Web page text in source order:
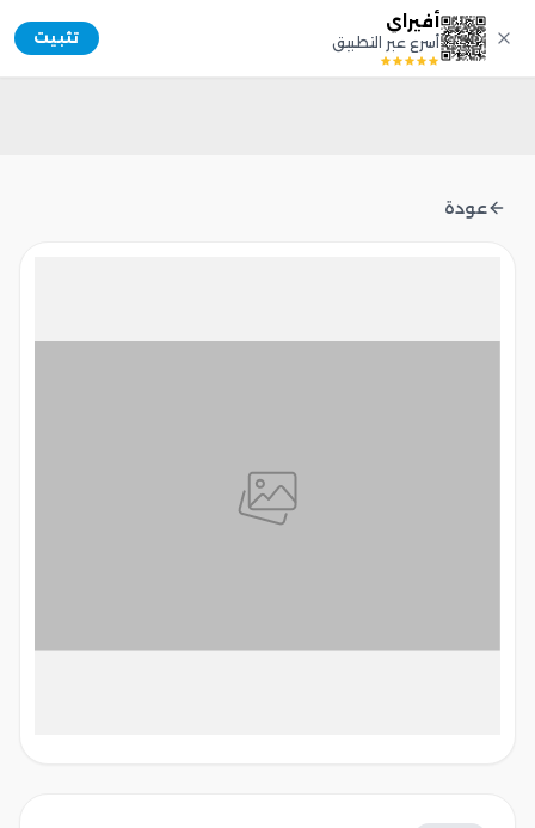
أفيراي
أسرع عبر التطبيق تثبيت Afiray
عودة